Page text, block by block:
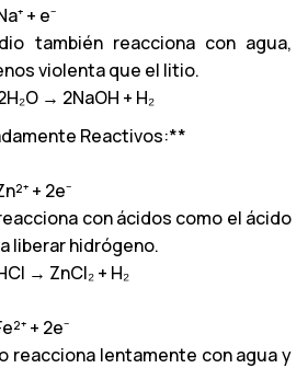
+ e⁻
también reacciona con agua,
violenta que el litio.
→ 2NaOH + H₂
Reactivos:**
+ 2e⁻
con ácidos como el ácido
liberar hidrógeno.
→ ZnCl₂ + H₂
+ 2e⁻
reacciona lentamente con agua y